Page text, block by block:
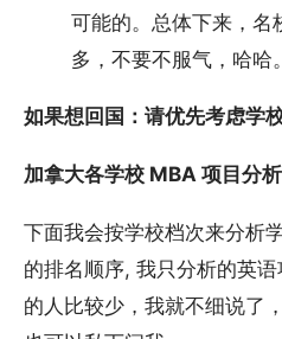
可能的。总体下来，名
多，不要不服气，哈哈。
如果想回国：请优先考虑学
加拿大各学校 MBA 项目分析
下面我会按学校档次来分析
的排名顺序, 我只分析的英
的人比较少，我就不细说了